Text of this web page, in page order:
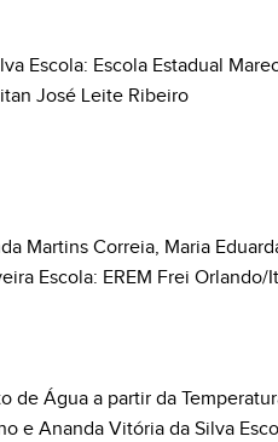
Escola: Escola Estadual
José Leite Ribeiro
Martins Correia, Maria
Escola: EREM Frei
de Água a partir da
e Ananda Vitória da Silva